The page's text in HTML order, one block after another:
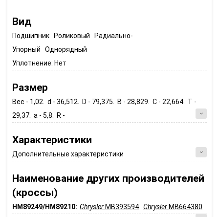
Вид
Подшипник Роликовый Радиально-
Упорный Однорядный
Уплотнение: Нет
Размер
Вес - 1,02. d - 36,512. D - 79,375. B - 28,829. C - 22,664. T -
29,37. a - 5,8. R -
Характеристики
Дополнительные характеристики
Наименование других производителей
(кроссы)
HM89249/HM89210: Chrysler MB393594 Chrysler MB664380